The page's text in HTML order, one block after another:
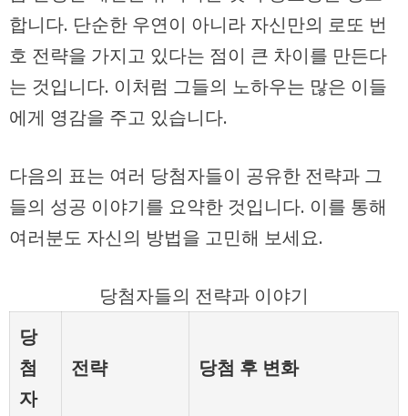
합니다. 단순한 우연이 아니라 자신만의 로또 번
호 전략을 가지고 있다는 점이 큰 차이를 만든다
는 것입니다. 이처럼 그들의 노하우는 많은 이들
에게 영감을 주고 있습니다.
다음의 표는 여러 당첨자들이 공유한 전략과 그
들의 성공 이야기를 요약한 것입니다. 이를 통해
여러분도 자신의 방법을 고민해 보세요.
당첨자들의 전략과 이야기
당
첨
자
전략 당첨 후 변화